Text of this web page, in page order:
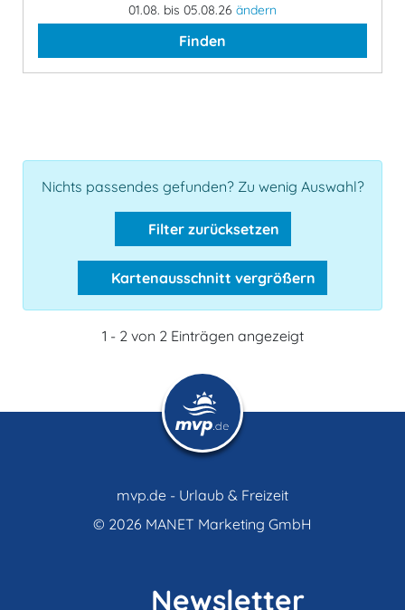
01.08. bis 05.08.26 ändern
Finden
Nichts passendes gefunden? Zu wenig Auswahl?
Filter zurücksetzen
Kartenausschnitt vergrößern
1 - 2 von 2 Einträgen angezeigt
mvp.de - Urlaub & Freizeit
© 2026 MANET Marketing GmbH
Newsletter